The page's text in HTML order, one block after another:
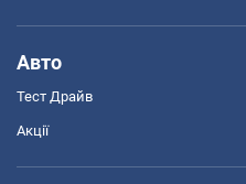
Авто
Тест Драйв
Акції